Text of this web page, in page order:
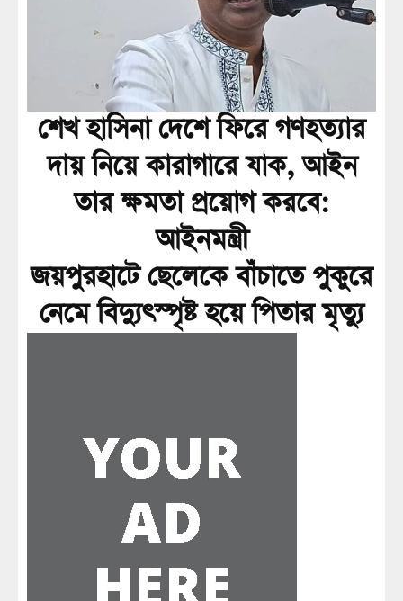
শেখ হাসিনা দেশে ফিরে গণহত্যার
দায় নিয়ে কারাগারে যাক, আইন
তার ক্ষমতা প্রয়োগ করবে:
আইনমন্ত্রী
জয়পুরহাটে ছেলেকে বাঁচাতে পুকুরে
নেমে বিদ্যুৎস্পৃষ্ট হয়ে পিতার মৃত্যু